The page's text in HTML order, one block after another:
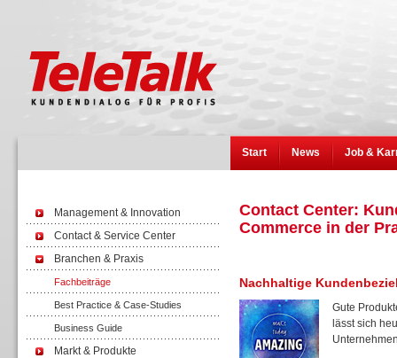
Start News Job &
Management & Innovation
Contact & Service Center
Branchen & Praxis
Fachbeiträge
Best Practice & Case-Studies
Business Guide
Markt & Produkte
Contact Center:
Commerce in der
Nachhaltige
Gute
lässt sich